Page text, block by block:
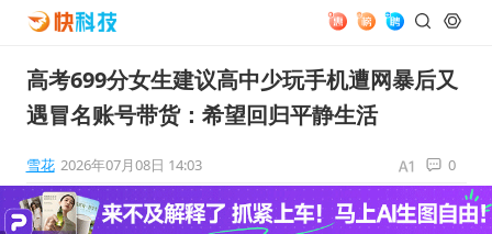
高考699分女生建议高中少玩手机遭网暴后又
遇冒名账号带货：希望回归平静生活
雪花 2026年07月08日 14:03 0